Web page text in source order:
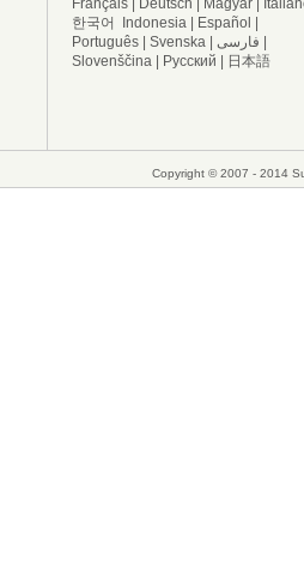
한국어
Indonesia | Español |
Português | Svenska | فارسی |
Slovenščina | Русский | 日本語
Copyright © 2007 - 2014